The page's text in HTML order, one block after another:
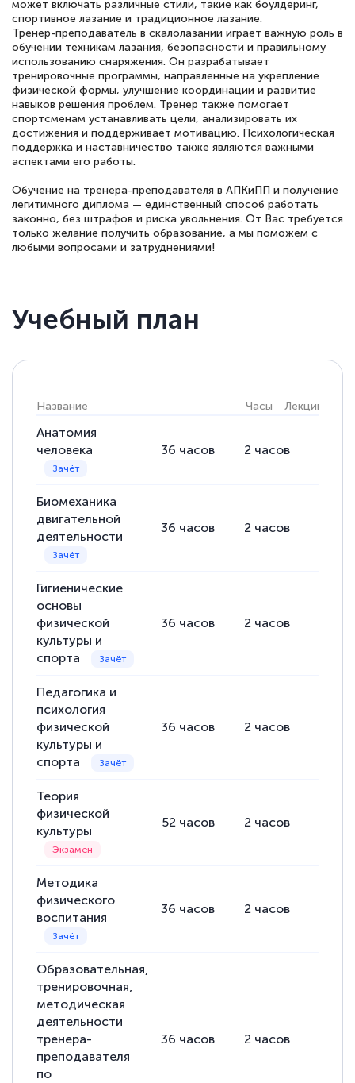
может включать различные стили, такие как боулдеринг,
спортивное лазание и традиционное лазание.
Тренер-преподаватель в скалолазании играет важную роль в
обучении техникам лазания, безопасности и правильному
использованию снаряжения. Он разрабатывает
тренировочные программы, направленные на укрепление
физической формы, улучшение координации и развитие
навыков решения проблем. Тренер также помогает
спортсменам устанавливать цели, анализировать их
достижения и поддерживает мотивацию. Психологическая
поддержка и наставничество также являются важными
аспектами его работы.
Обучение на тренера-преподавателя в АПКиПП и получение
легитимного диплома — единственный способ работать
законно, без штрафов и риска увольнения. От Вас требуется
только желание получить образование, а мы поможем с
любыми вопросами и затруднениями!
Учебный план
Название Часы Лекции
Анатомия
человека
36 часов 2 часов
Биомеханика
двигательной
деятельности
36 часов 2 часов
Гигиенические
основы
физической
культуры и
спорта
36 часов 2 часов
Педагогика и
психология
физической
культуры и
спорта
36 часов 2 часов
Теория
физической
культуры
52 часов 2 часов
Методика
физического
воспитания
36 часов 2 часов
Образовательная,
тренировочная,
методическая
деятельности
тренера-
преподавателя
по
36 часов 2 часов